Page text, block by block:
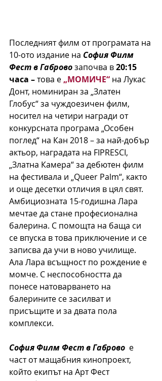
Последният филм от програмата на
10-ото издание на София Филм
Фест в Габрово започва в 20:15
часа – това е „МОМИЧЕ“ на Лукас
Донт, номиниран за „Златен
Глобус“ за чуждоезичен филм,
носител на четири награди от
конкурсната програма „Особен
поглед“ на Кан 2018 – за най-добър
актьор, наградата на FIPRESCI,
„Златна Камера“ за дебютен филм
на фестивала и „Queer Palm“, както
и още десетки отличия в цял свят.
Амбициозната 15-годишна Лара
мечтае да стане професионална
балерина. С помощта на баща си
се впуска в това приключение и се
записва да учи в ново училище.
Ала Лара всъщност по рождение е
момче. С неспособността да
понесе натоварването на
балерините се засилват и
присъщите и за двата пола
комплекси.
София Филм Фест в Габрово е
част от мащабния кинопроект,
който екипът на Арт Фест